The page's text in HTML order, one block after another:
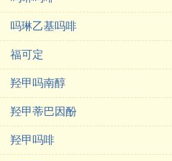
吗琳乙基吗啡
福可定
羟甲吗南醇
羟甲蒂巴因酚
羟甲吗啡